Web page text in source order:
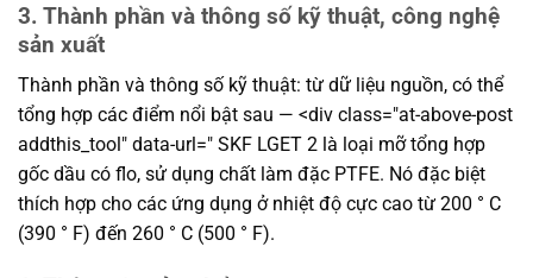
3. Thành phần và thông số kỹ thuật, công nghệ
sản xuất
Thành phần và thông số kỹ thuật: từ dữ liệu nguồn, có thể
tổng hợp các điểm nổi bật sau — <div class="at-above-post
addthis_tool" data-url=" SKF LGET 2 là loại mỡ tổng hợp
gốc dầu có flo, sử dụng chất làm đặc PTFE. Nó đặc biệt
thích hợp cho các ứng dụng ở nhiệt độ cực cao từ 200 ° C
(390 ° F) đến 260 ° C (500 ° F).